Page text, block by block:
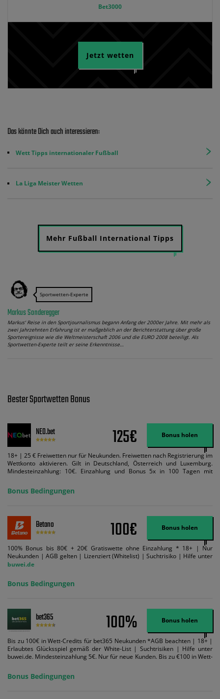
Bet3000
Jetzt wetten
Das könnte Dich auch interessieren:
Wett Tipps internationaler Fußball
La Liga Meister Wetten
Mehr Fußball International Tipps
Sportwetten-Experte
Markus Sonderegger
Markus‘ Reise in den Sportjournalismus begann Anfang der 2000er Jahre. Mit mehr als
zwei Jahrzehnten Erfahrung ist er maßgeblich an der Berichterstattung über große
Sportereignisse wie die Weltmeisterschaft 2006 und die EURO 2008 beteiligt. Als
Sportwetten-Experte teilt er seine Erkenntnisse…
Bester Sportwetten Bonus
NEO.bet 125€ Bonus holen
18+ | 25 € Freiwetten nur für Neukunden. Freiwetten nach Registrierung im
Wettkonto aktivieren. Gilt in Deutschland, Österreich und Luxemburg.
Mindesteinzahlung: 10€. Einzahlung und Bonus 5x in 100 Tagen mit
Bedingungen können geändert werden. AGB gelten. Lizenziert; Hilfe bei
Suchtrisiken: buwei.de.
Bonus Bedingungen
Betano 100€ Bonus holen
100% Bonus bis 80€ + 20€ Gratiswette ohne Einzahlung * 18+ | Nur
Neukunden | AGB gelten | Lizenziert (Whitelist) | Suchtrisiko | Hilfe unter
buwei.de
Bonus Bedingungen
bet365 100% Bonus holen
Bis zu 100€ in Wett-Credits für bet365 Neukunden *AGB beachten | 18+ |
Erlaubtes Glücksspiel gemäß der White-List | Suchtrisiken | Hilfe unter
buwei.de. Mindesteinzahlung 5€. Nur für neue Kunden. Bis zu €100 in Wett-
ein und wir geben Ihnen die entsprechende qualifizierende Einzahlung in
Wett-Credits, wenn Sie qualifizierende Wetten im gleichen Wert platzieren
Bonus Bedingungen